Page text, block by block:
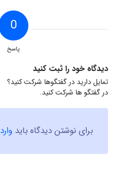
0
پاسخ
دیدگاه خود را ثبت کنید
تمایل دارید در گفتگوها شرکت کنید؟
در گفتگو ها شرکت کنید.
برای نوشتن دیدگاه باید وارد